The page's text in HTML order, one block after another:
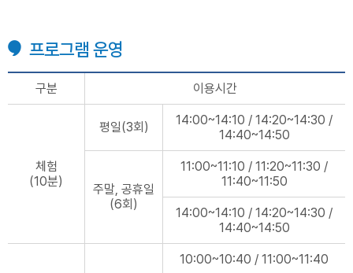
프로그램 운영
구분 이용시간
체험
(10분)
평일(3회)
14:00~14:10 / 14:20~14:30 /
14:40~14:50
주말, 공휴일
(6회)
11:00~11:10 / 11:20~11:30 /
11:40~11:50
14:00~14:10 / 14:20~14:30 /
14:40~14:50
10:00~10:40 / 11:00~11:40